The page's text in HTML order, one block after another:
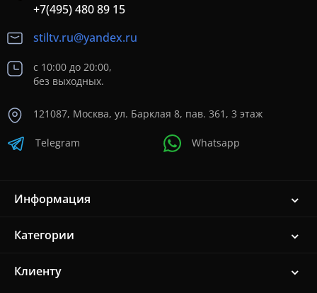
+7(495) 480 89 15
stiltv.ru@yandex.ru
с 10:00 до 20:00,
без выходных.
121087, Москва, ул. Барклая 8, пав. 361, 3 этаж
Telegram Whatsapp
Информация
Категории
Клиенту